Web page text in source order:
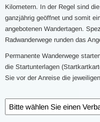
Kilometern. In der Regel sind
ganzjährig geöffnet und somit
angebotenen Wandertagen.
Radwanderwege runden das
Permanente Wanderwege
die Startunterlagen
Sie vor der Anreise die